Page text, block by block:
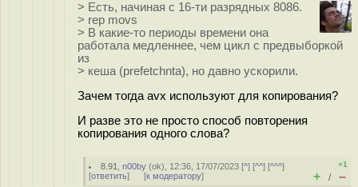
> Есть, начиная с 16-ти разрядных 8086.
> rep movs
> В какие-то периоды времени она
работала медленнее, чем цикл с предвыборкой
из
> кеша (prefetchnta), но давно ускорили.
Зачем тогда avx используют для копирования?
И разве это не просто способ повторения
копирования одного слова?
8.91 ,n00by (ok), 12:36, 17/07/2023 [^] [^^] [^^^]
[ответить] [к модератору]
+1
+ / –